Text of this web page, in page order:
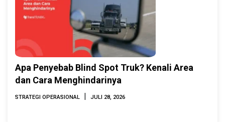
Apa Penyebab Blind Spot Truk? Kenali Area
dan Cara Menghindarinya
STRATEGI OPERASIONAL | JULI 28, 2026